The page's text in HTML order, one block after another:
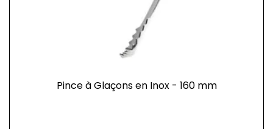
Pince à Glaçons en Inox - 160 mm